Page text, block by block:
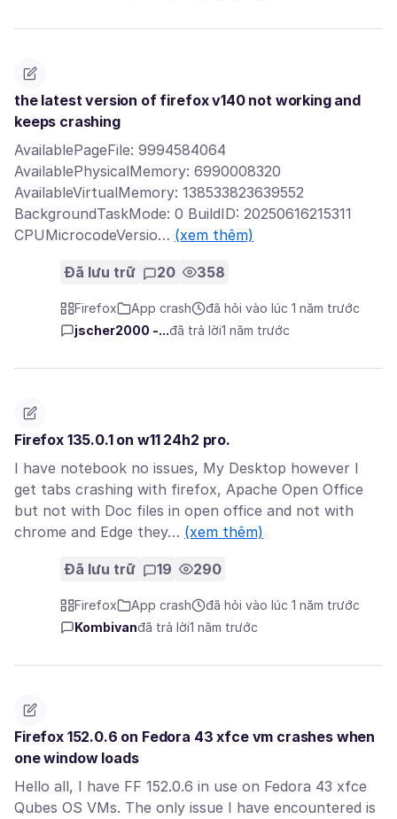
the latest version of firefox v140 not working and
keeps crashing
AvailablePageFile: 9994584064
AvailablePhysicalMemory: 6990008320
AvailableVirtualMemory: 138533823639552
BackgroundTaskMode: 0 BuildID: 20250616215311
CPUMicrocodeVersio… (xem thêm)
Đã lưu trữ 20 358
Firefox App crash
đã hỏi vào lúc 1 năm trước
jscher2000 -...đã trả lời1 năm trước
Firefox 135.0.1 on w11 24h2 pro.
I have notebook no issues, My Desktop however I
get tabs crashing with firefox, Apache Open Office
but not with Doc files in open office and not with
chrome and Edge they… (xem thêm)
Đã lưu trữ 19 290
Firefox App crash
đã hỏi vào lúc 1 năm trước
Kombivanđã trả lời1 năm trước
Firefox 152.0.6 on Fedora 43 xfce vm crashes when
one window loads
Hello all, I have FF 152.0.6 in use on Fedora 43 xfce
Qubes OS VMs. The only issue I have encountered is